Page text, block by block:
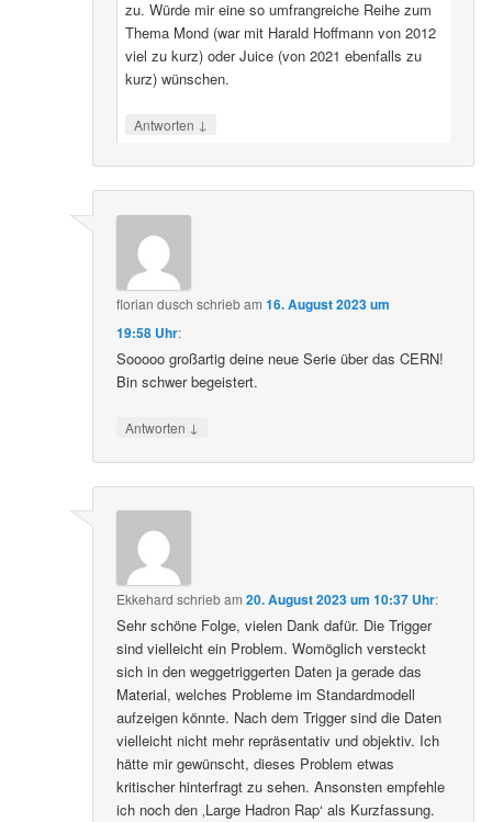
zu. Würde mir eine so umfrangreiche Reihe zum
Thema Mond (war mit Harald Hoffmann von 2012
viel zu kurz) oder Juice (von 2021 ebenfalls zu
kurz) wünschen.
Antworten ↓
florian dusch schriebam16. August 2023 um
19:58 Uhr:
Sooooo großartig deine neue Serie über das CERN!
Bin schwer begeistert.
Antworten ↓
Ekkehard schriebam20. August 2023 um 10:37 Uhr:
Sehr schöne Folge, vielen Dank dafür. Die Trigger
sind vielleicht ein Problem. Womöglich versteckt
sich in den weggetriggerten Daten ja gerade das
Material, welches Probleme im Standardmodell
aufzeigen könnte. Nach dem Trigger sind die Daten
vielleicht nicht mehr repräsentativ und objektiv. Ich
hätte mir gewünscht, dieses Problem etwas
kritischer hinterfragt zu sehen. Ansonsten empfehle
ich noch den ‚Large Hadron Rap‘ als Kurzfassung.